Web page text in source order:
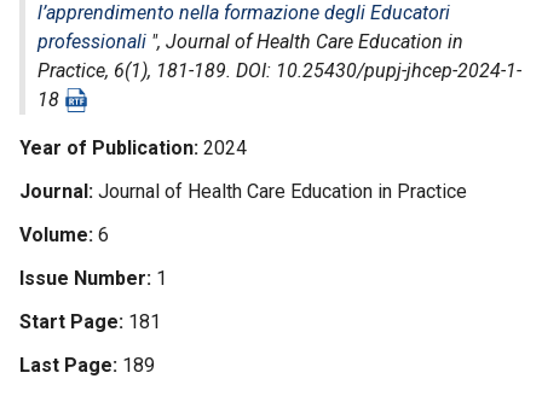
l’apprendimento nella formazione degli Educatori
professionali ", Journal of Health Care Education in
Practice, 6(1), 181-189. DOI: 10.25430/pupj-jhcep-2024-1-
18
Year of Publication 2024
Journal Journal of Health Care Education in Practice
Volume 6
Issue Number 1
Start Page 181
Last Page 189